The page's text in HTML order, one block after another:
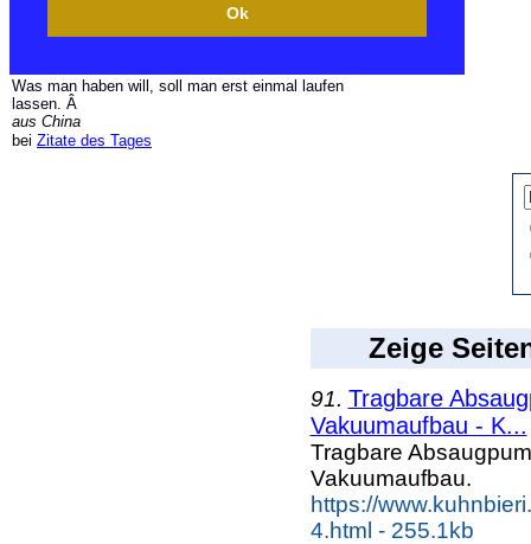
Ok
Was man haben will, soll man erst einmal laufen
lassen. Â
aus China
bei Zitate des Tages
Zeige
91. Tragbare
Vakuumaufbau - K...
Tragbare
Vakuumaufbau.
https://
4.html - 255.1kb